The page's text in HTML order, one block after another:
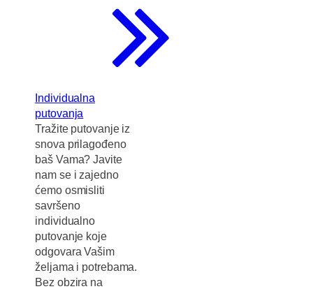
Individualna
putovanja
Tražite putovanje iz
snova prilagođeno
baš Vama? Javite
nam se i zajedno
ćemo osmisliti
savršeno
individualno
putovanje koje
odgovara Vašim
željama i potrebama.
Bez obzira na